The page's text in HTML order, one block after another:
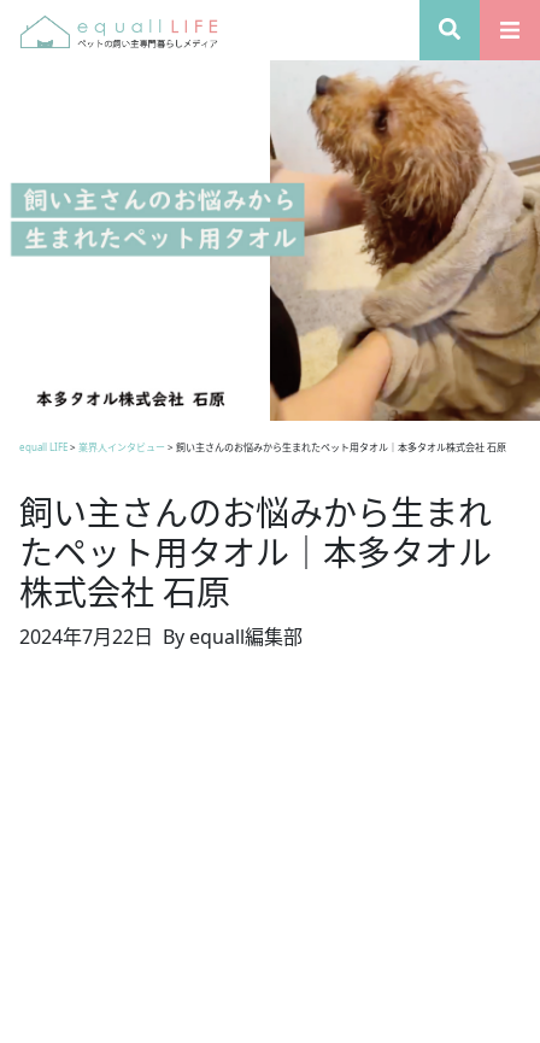
equall LIFE> 業界人インタビュー > 飼い主さんのお悩みから生まれたペット用タオル｜本多タオル株式会社 石原
飼い主さんのお悩みから生まれ
たペット用タオル｜本多タオル
株式会社 石原
2024年7月22日 By equall編集部